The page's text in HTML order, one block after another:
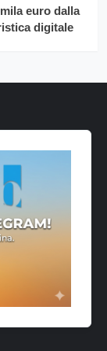
euro dalla
digitale